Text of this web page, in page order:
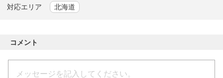
対応エリア 北海道
コメント